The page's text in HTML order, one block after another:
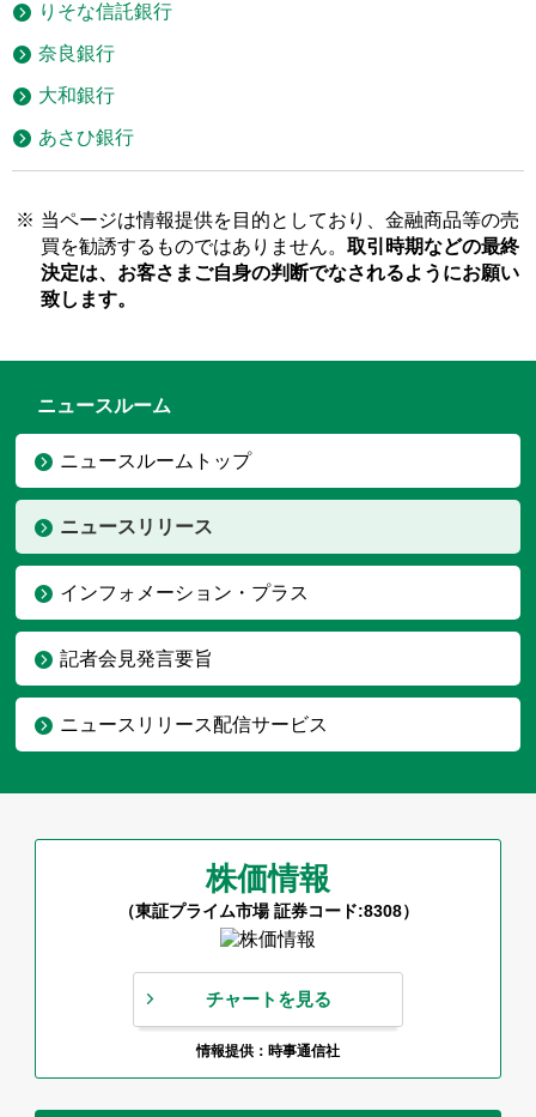
りそな信託銀行
奈良銀行
大和銀行
あさひ銀行
※ 当ページは情報提供を目的としており、金融商品等の売
買を勧誘するものではありません。 取引時期などの最終
決定は、お客さまご自身の判断でなされるようにお願い
致します。
ニュースルーム
ニュースルームトップ
ニュースリリース
インフォメーション・プラス
記者会見発言要旨
ニュースリリース配信サービス
株価情報
（東証プライム市場 証券コード:8308）
チャートを見る
情報提供：時事通信社